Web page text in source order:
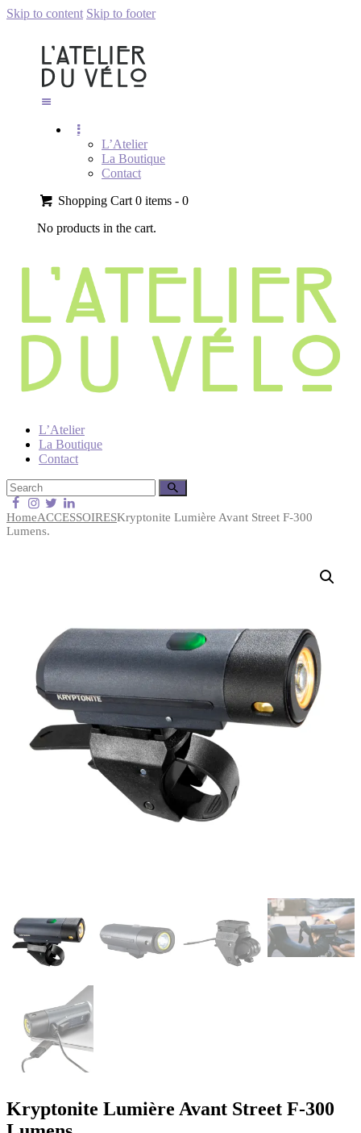
Skip to content Skip to footer
L’Atelier
La Boutique
Contact
Shopping Cart 0 items -0
No products in the cart.
L’Atelier
La Boutique
Contact
HomeACCESSOIRESKryptonite Lumière Avant Street F-300
Lumens.
Kryptonite Lumière Avant Street F-300